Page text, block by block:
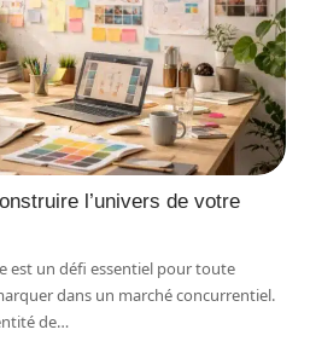
l’univers de votre
est un défi essentiel pour toute
dans un marché concurrentiel.
de…